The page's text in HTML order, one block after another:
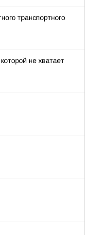
транспортного
не хватает